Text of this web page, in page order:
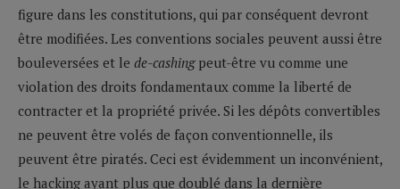
figure dans les constitutions, qui par conséquent devront
être modifiées. Les conventions sociales peuvent aussi être
bouleversées et le de-cashingpeut-être vu comme une
violation des droits fondamentaux comme la liberté de
contracter et la propriété privée. Si les dépôts convertibles
ne peuvent être volés de façon conventionnelle, ils
peuvent être piratés. Ceci est évidemment un inconvénient,
le hacking ayant plus que doublé dans la dernière